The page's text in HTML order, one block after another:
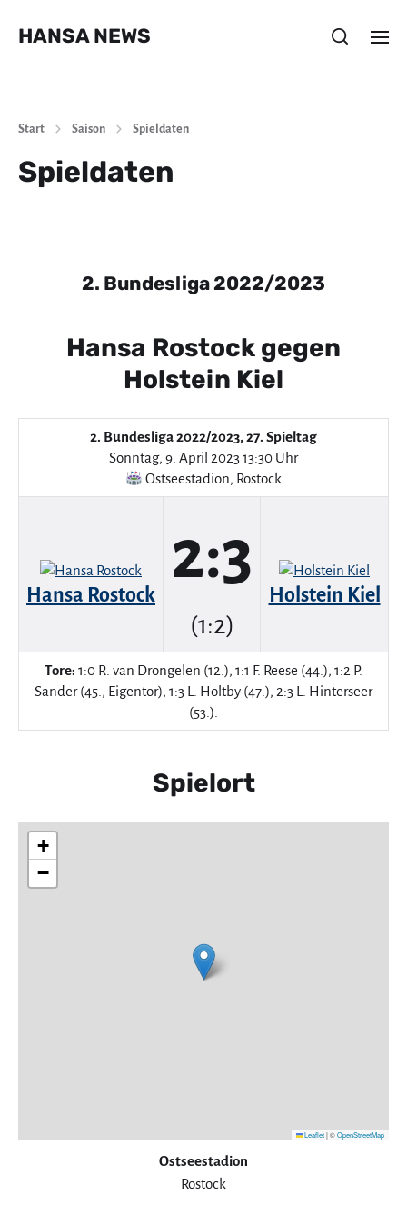
HANSA NEWS
Start Saison Spieldaten
Spieldaten
2. Bundesliga 2022/2023
Hansa Rostock gegen
Holstein Kiel
2. Bundesliga 2022/2023, 27. Spieltag
Sonntag, 9. April 2023 13:30 Uhr
Ostseestadion, Rostock
Hansa Rostock
2:3
(1:2)
Holstein Kiel
Tore: 1:0 R. van Drongelen (12.), 1:1 F. Reese (44.), 1:2 P.
Sander (45., Eigentor), 1:3 L. Holtby (47.), 2:3 L. Hinterseer
(53.).
Spielort
+
−
Leaflet|©OpenStreetMap
Ostseestadion
Rostock